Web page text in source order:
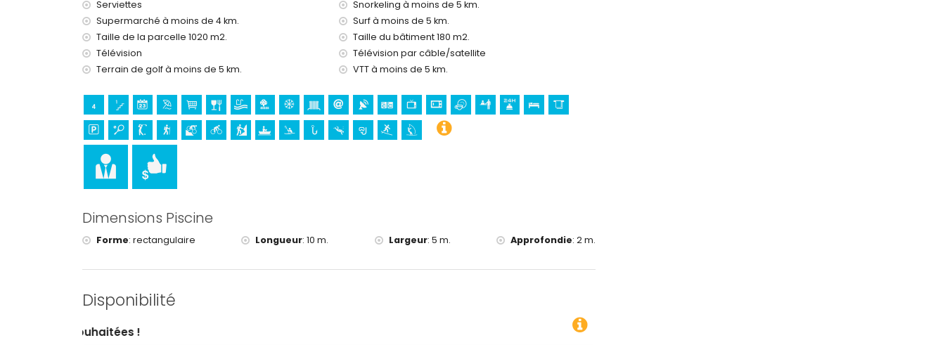
Sites et culture à Xàbia, Costa Blanca
Musée (Histórico de Xàbia), église (Virgen de Loreto, Puerto, Xàbia), ruine (Pueblo Histórico, Xàbia),
monument (Molinos de Viento, Xàbia), bâtiment architectural (Pueblo Histórico, Xàbia) et lieu historique
(Histórico de Xàbia) (à moins de 5 kilomètres de l'hébergement)
Sports
Tennis, golf, randonnée, VTT, cyclisme, escalade, canoë, kayak, pêche, plongée, snorkeling, surf et planche à
voile (à moins de 5 kilomètres de la villa)
Équitation (à moins de 10 kilomètres de la villa)
Serviettes
Snorkeling à moins de 5 km.
Supermarché à moins de 4 km.
Surf à moins de 5 km.
Taille de la parcelle 1020 m2.
Taille du bâtiment 180 m2.
Télévision
Télévision par câble/satellite
Terrain de golf à moins de 5 km.
VTT à moins de 5 km.
Dimensions Piscine
Forme: rectangulaire Longueur:10 m. Largeur: 5 m. Approfondie: 2 m.
Disponibilité
Vous pouvez calculer le prix de la location en cliquant sur les dates d’arrivée et de